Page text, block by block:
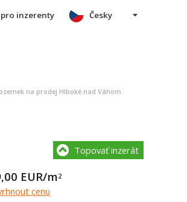
inzerenty Česky
na prodej Hlboké nad Váhom
Topovať inzerát
EUR/m2
cenu